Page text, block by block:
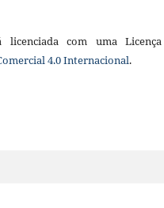
licenciada com uma Licença
4.0 Internacional.